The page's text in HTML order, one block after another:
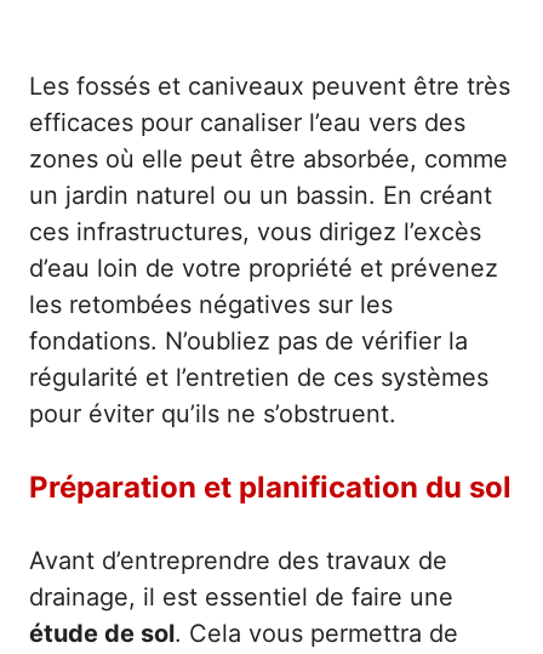
Les fossés et caniveaux peuvent être très
efficaces pour canaliser l’eau vers des
zones où elle peut être absorbée, comme
un jardin naturel ou un bassin. En créant
ces infrastructures, vous dirigez l’excès
d’eau loin de votre propriété et prévenez
les retombées négatives sur les
fondations. N’oubliez pas de vérifier la
régularité et l’entretien de ces systèmes
pour éviter qu’ils ne s’obstruent.
Préparation et planification du sol
Avant d’entreprendre des travaux de
drainage, il est essentiel de faire une
étude de sol. Cela vous permettra de